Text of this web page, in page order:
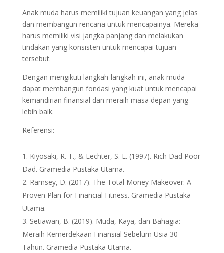
Anak muda harus memiliki tujuan keuangan yang jelas
dan membangun rencana untuk mencapainya. Mereka
harus memiliki visi jangka panjang dan melakukan
tindakan yang konsisten untuk mencapai tujuan
tersebut.
Dengan mengikuti langkah-langkah ini, anak muda
dapat membangun fondasi yang kuat untuk mencapai
kemandirian finansial dan meraih masa depan yang
lebih baik.
Referensi:
Kiyosaki, R. T., & Lechter, S. L. (1997). Rich Dad Poor
Dad. Gramedia Pustaka Utama.
Ramsey, D. (2017). The Total Money Makeover: A
Proven Plan for Financial Fitness. Gramedia Pustaka
Utama.
Setiawan, B. (2019). Muda, Kaya, dan Bahagia:
Meraih Kemerdekaan Finansial Sebelum Usia 30
Tahun. Gramedia Pustaka Utama.